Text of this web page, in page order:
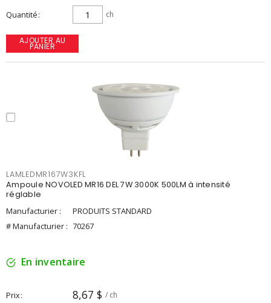
Quantité ch
AJOUTER AU
PANIER
LAMLEDMR167W3KFL
Ampoule NOVOLED MR16 DEL 7W 3000K 500LM à intensité
réglable
Manufacturier :
PRODUITS STANDARD
# Manufacturier : 70267
En inventaire
Prix 8,67 $ / ch